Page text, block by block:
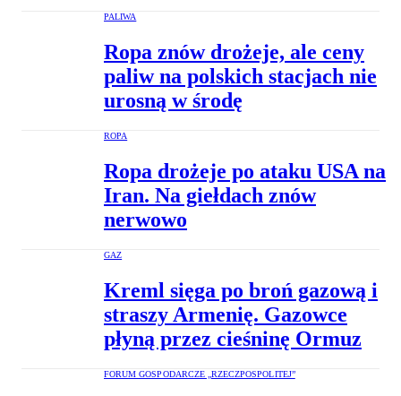
PALIWA
Ropa znów drożeje, ale ceny
paliw na polskich stacjach nie
urosną w środę
ROPA
Ropa drożeje po ataku USA na
Iran. Na giełdach znów
nerwowo
GAZ
Kreml sięga po broń gazową i
straszy Armenię. Gazowce
płyną przez cieśninę Ormuz
FORUM GOSPODARCZE „RZECZPOSPOLITEJ”